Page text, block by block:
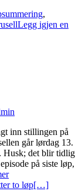
,
Legg igjen en
inn stillingen på
går lørdag 13.
Husk; det blir tidlig
på siste løp,
to løp[…]